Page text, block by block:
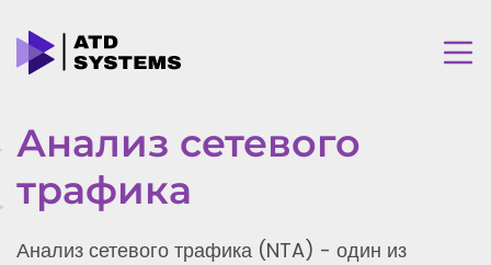
Анализ сетевого
трафика
Анализ сетевого трафика (NTA) - один из